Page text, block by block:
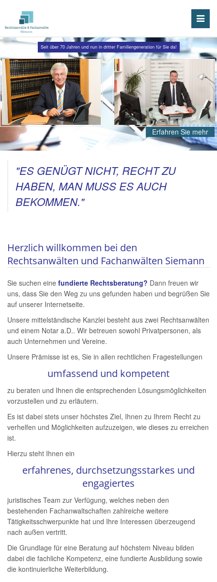
Toggle
Seit über 70 Jahren und nun in dritter Familiengeneration für Sie da!
Erfahren Sie mehr
"ES GENÜGT NICHT, RECHT ZU
HABEN, MAN MUSS ES AUCH
BEKOMMEN."
Herzlich willkommen bei den
Rechtsanwälten und Fachanwälten Siemann
Sie suchen eine fundierte Rechtsberatung? Dann freuen wir
uns, dass Sie den Weg zu uns gefunden haben und begrüßen Sie
auf unserer Internetseite.
Unsere mittelständische Kanzlei besteht aus zwei Rechtsanwälten
und einem Notar a.D.. Wir betreuen sowohl Privatpersonen, als
auch Unternehmen und Vereine.
Unsere Prämisse ist es, Sie in allen rechtlichen Fragestellungen
umfassend und kompetent
zu beraten und Ihnen die entsprechenden Lösungsmöglichkeiten
vorzustellen und zu erläutern.
Es ist dabei stets unser höchstes Ziel, Ihnen zu Ihrem Recht zu
verhelfen und Möglichkeiten aufzuzeigen, wie dieses zu erreichen
ist.
Hierzu steht Ihnen ein
erfahrenes, durchsetzungsstarkes und
engagiertes
juristisches Team zur Verfügung, welches neben den
bestehenden Fachanwaltschaften zahlreiche weitere
Tätigkeitsschwerpunkte hat und Ihre Interessen überzeugend
nach außen vertritt.
Die Grundlage für eine Beratung auf höchstem Niveau bilden
dabei die fachliche Kompetenz, eine fundierte Ausbildung sowie
die kontinuierliche Weiterbildung.